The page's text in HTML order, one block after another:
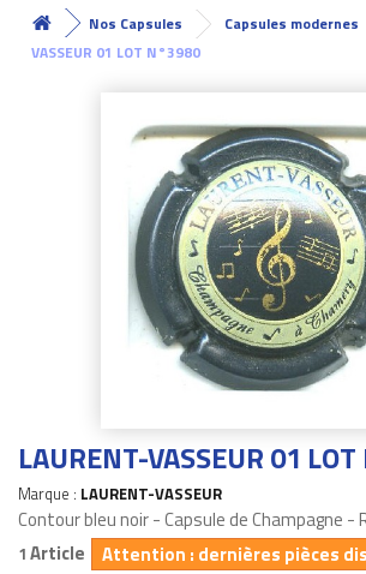
Nos Capsules Capsules modernes
VASSEUR 01 LOT N°3980
LAURENT-VASSEUR 01
Marque : LAURENT-VASSEUR
Contour bleu noir - Capsule de Champagne -
1 Article Attention : dernières pièces